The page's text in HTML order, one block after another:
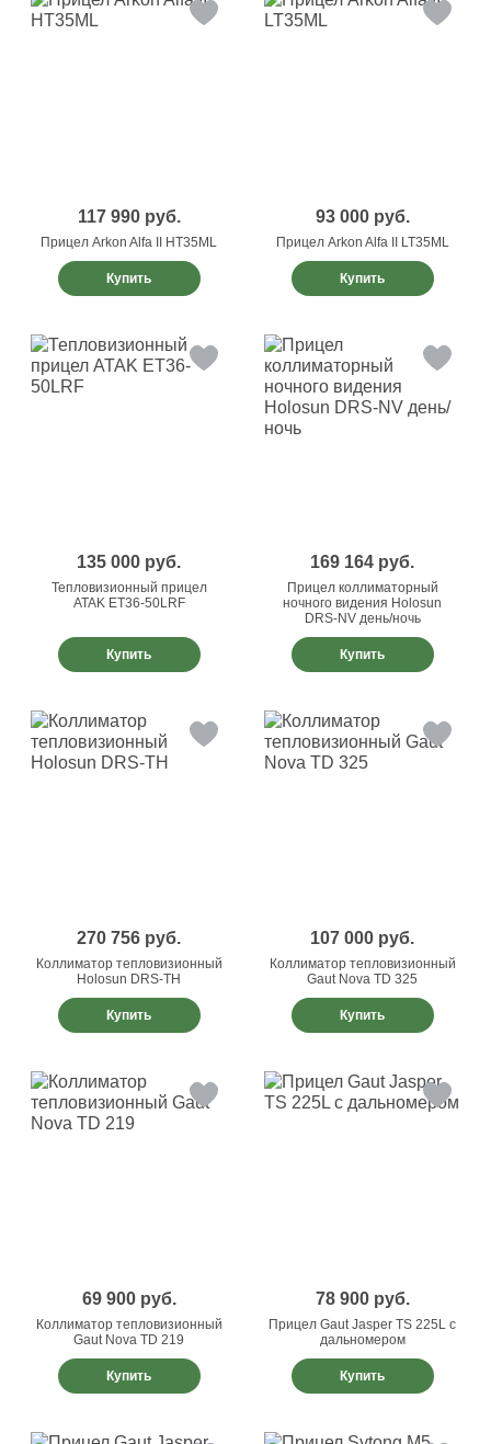
117 990 руб.
Прицел Arkon Alfa II HT35ML
Купить
93 000 руб.
Прицел Arkon Alfa II LT35ML
Купить
135 000 руб.
Тепловизионный прицел
ATAK ET36-50LRF
Купить
169 164 руб.
Прицел коллиматорный
ночного видения Holosun
DRS-NV день/ночь
Купить
270 756 руб.
Коллиматор тепловизионный
Holosun DRS-TH
Купить
107 000 руб.
Коллиматор тепловизионный
Gaut Nova TD 325
Купить
69 900 руб.
Коллиматор тепловизионный
Gaut Nova TD 219
Купить
78 900 руб.
Прицел Gaut Jasper TS 225L с
дальномером
Купить